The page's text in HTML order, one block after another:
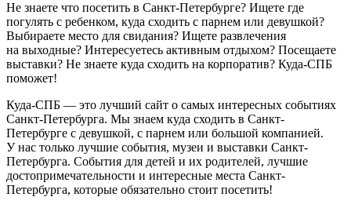
Не знаете что посетить в Санкт-Петербурге? Ищете где
погулять с ребенком, куда сходить с парнем или девушкой?
Выбираете место для свидания? Ищете развлечения
на выходные? Интересуетесь активным отдыхом? Посещаете
выставки? Не знаете куда сходить на корпоратив? Куда-СПБ
поможет!
Куда-СПБ — это лучший сайт о самых интересных событиях
Санкт-Петербурга. Мы знаем куда сходить в Санкт-
Петербурге с девушкой, с парнем или большой компанией.
У нас только лучшие события, музеи и выставки Санкт-
Петербурга. События для детей и их родителей, лучшие
достопримечательности и интересные места Санкт-
Петербурга, которые обязательно стоит посетить!